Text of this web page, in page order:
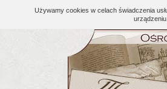
Używamy cookies w celach świadczenia